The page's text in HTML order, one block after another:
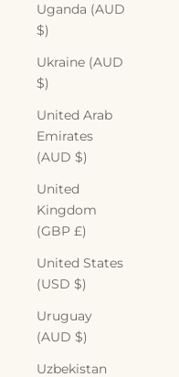
Uganda (AUD
$)
Ukraine (AUD
$)
United Arab
Emirates
(AUD $)
United
Kingdom
(GBP £)
United States
(USD $)
Uruguay
(AUD $)
Uzbekistan